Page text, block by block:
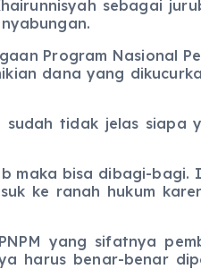
sebagai
Program Nasional
dana yang
tidak jelas siapa
maka bisa dibagi-
ke ranah hukum
yang sifatnya
harus benar-benar